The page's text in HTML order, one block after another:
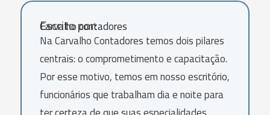
Escrito por:
Carvalho contadores
Na Carvalho Contadores temos dois pilares
centrais: o comprometimento e capacitação.
Por esse motivo, temos em nosso escritório,
funcionários que trabalham dia e noite para